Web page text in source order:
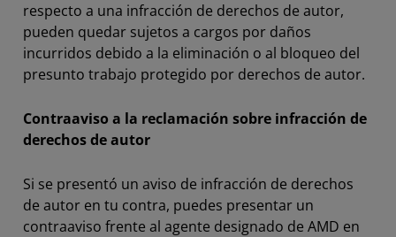
respecto a una infracción de derechos de autor,
pueden quedar sujetos a cargos por daños
incurridos debido a la eliminación o al bloqueo del
presunto trabajo protegido por derechos de autor.
Contraaviso a la reclamación sobre infracción de
derechos de autor
Si se presentó un aviso de infracción de derechos
de autor en tu contra, puedes presentar un
contraaviso frente al agente designado de AMD en